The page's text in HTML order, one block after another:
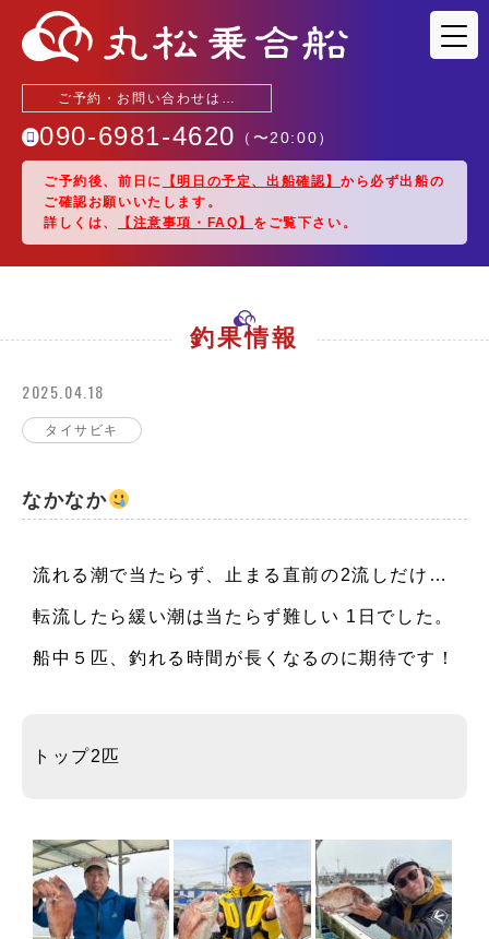
ご予約・お問い合わせは…
090-6981-4620 （〜20:00）
ご予約後、前日に 【明日の予定、出船確認】から必ず出船の
ご確認お願いいたします。
詳しくは、
【注意事項・FAQ】 をご覧下さい。
釣果情報
出船予定
駐車場・アクセス
お知らせ
イベント
釣果情報
2025.04.18
タイサビキ
なかなか
流れる潮で当たらず、止まる直前の2流しだけ…
転流したら緩い潮は当たらず難しい 1日でした。
船中５匹、釣れる時間が長くなるのに期待です！
トップ2匹